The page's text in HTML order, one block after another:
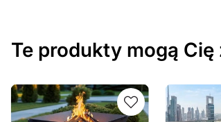
Te produkty mogą